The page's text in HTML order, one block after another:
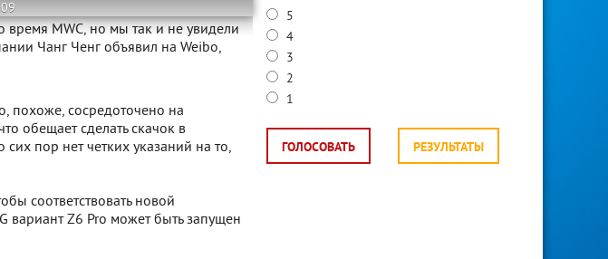
MWC, но мы так и не увидели
Чанг Ченг объявил на Weibo,
похоже, сосредоточено на
обещает сделать скачок в
пор нет четких указаний на то,
соответствовать новой
вариант Z6 Pro может быть запущен
5
4
3
2
1
ГОЛОСОВАТЬ РЕЗУЛЬТАТЫ